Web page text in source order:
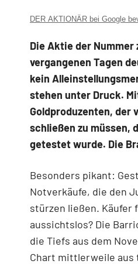
DER AKTIONÄR bei Google
Die Aktie der Nummer
vergangenen Tagen
kein
stehen unter Druck.
Goldproduzenten, der
schließen zu müssen,
getestet wurde. Die
Besonders pikant:
Notverkäufe, die den
stürzen ließen. Käufer
aussichtslos? Die
die Tiefs aus dem
Chart mittlerweile